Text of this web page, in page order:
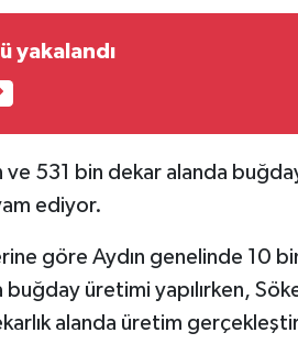
yakalandı
ve 531 bin dekar alanda
ediyor.
göre Aydın genelinde 10
üretimi yapılırken,
alanda üretim